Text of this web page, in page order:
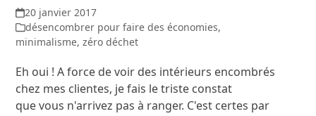
20 janvier 2017
désencombrer pour faire des économies,
minimalisme,zéro déchet
Eh oui ! A force de voir des intérieurs encombrés
chez mes clientes, je fais le triste constat
que vous n'arrivez pas à ranger. C'est certes par